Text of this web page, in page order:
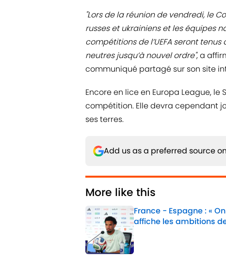
"Lors de la réunion de vendredi, le
russes et ukrainiens et les équipes
compétitions de l’UEFA seront
neutres jusqu’à nouvel ordre", a
communiqué partagé sur son site
Encore en lice en Europa League,
compétition. Elle devra cependant
ses terres.
Add us as a preferred source on
More like this
France - Espagne : «
affiche les ambitions